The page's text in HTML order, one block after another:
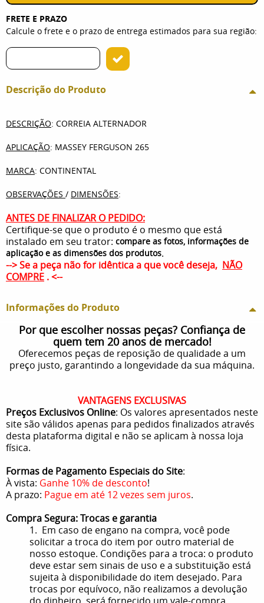
FRETE E PRAZO
Calcule o frete e o prazo de entrega estimados para sua região:
Descrição do Produto
DESCRIÇÃO: CORREIA ALTERNADOR
APLICAÇÃO: MASSEY FERGUSON 265
MARCA: CONTINENTAL
OBSERVAÇÕES / DIMENSÕES:
ANTES DE FINALIZAR O PEDIDO:
Certifique-se que o produto é o mesmo que está
instalado em seu trator: compare as fotos, informações de
aplicação e as dimensões dos produtos.
--> Se a peça não for idêntica a que você deseja, NÃO
COMPRE . <--
Informações do Produto
Por que escolher nossas peças? Confiança de
quem tem 20 anos de mercado!
Oferecemos peças de reposição de qualidade a um
preço justo, garantindo a longevidade da sua máquina.
VANTAGENS EXCLUSIVAS
Preços Exclusivos Online: Os valores apresentados neste
site são válidos apenas para pedidos finalizados através
desta plataforma digital e não se aplicam à nossa loja
física.
Formas de Pagamento Especiais do Site:
À vista: Ganhe 10% de desconto!
A prazo: Pague em até 12 vezes sem juros.
Compra Segura: Trocas e garantia
1. Em caso de engano na compra, você pode
solicitar a troca do item por outro material de
nosso estoque. Condições para a troca: o produto
deve estar sem sinais de uso e a substituição está
sujeita à disponibilidade do item desejado. Para
trocas por equívoco, não realizamos a devolução